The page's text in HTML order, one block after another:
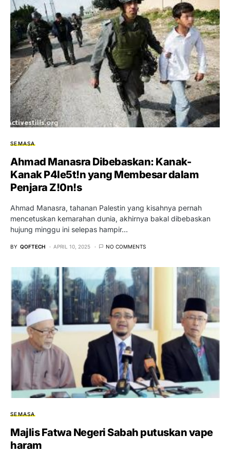
SEMASA
Ahmad Manasra Dibebaskan: Kanak-
Kanak P4le5t!n yang Membesar dalam
Penjara Z!0n!s
Ahmad Manasra, tahanan Palestin yang kisahnya pernah
mencetuskan kemarahan dunia, akhirnya bakal dibebaskan
hujung minggu ini selepas hampir…
BY QOFTECH APRIL 10, 2025 NO COMMENTS
SEMASA
Majlis Fatwa Negeri Sabah putuskan vape
haram